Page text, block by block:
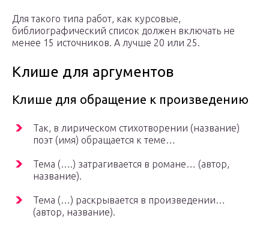
Для такого типа работ, как курсовые,
библиографический список должен включать не
менее 15 источников. А лучше 20 или 25.
Клише для аргументов
Клише для обращение к произведению
Так, в лирическом стихотворении (название)
поэт (имя) обращается к теме…
Тема (….) затрагивается в романе… (автор,
название).
Тема (…) раскрывается в произведении…
(автор, название).